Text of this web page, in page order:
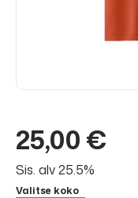
25,00 €
Sis. alv 25.5%
Valitse koko